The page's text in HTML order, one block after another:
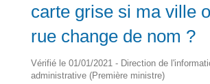
carte grise si ma ville
rue change de nom ?
Vérifié le 01/01/2021 - Direction de
administrative (Première ministre)